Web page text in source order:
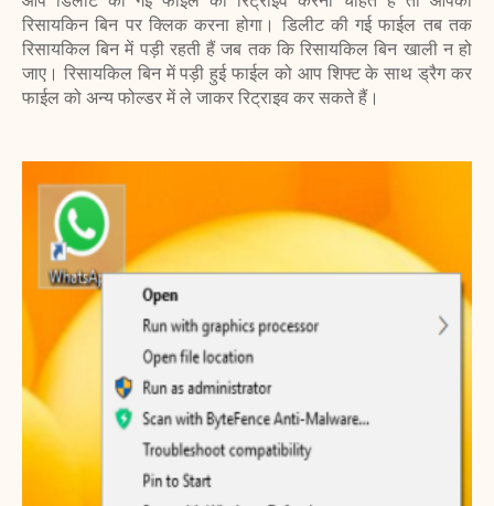
रिसायकिन बिन पर क्लिक करना होगा। डिलीट की गई फाईल तब तक
रिसायकिल बिन में पड़ी रहती हैं जब तक कि रिसायकिल बिन खाली न हो
जाए। रिसायकिल बिन में पड़ी हुई फाईल को आप शिफ्ट के साथ ड्रैग कर
फाईल को अन्य फोल्डर में ले जाकर रिट्राइव कर सकते हैं।